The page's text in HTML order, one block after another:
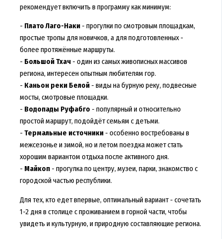
рекомендует включить в программу как минимум:
- Плато Лаго-Наки- прогулки по смотровым площадкам,
простые тропы для новичков, а для подготовленных -
более протяжённые маршруты.
- Большой Тхач- один из самых живописных массивов
региона, интересен опытным любителям гор.
- Каньон реки Белой- виды на бурную реку, подвесные
мосты, смотровые площадки.
- Водопады Руфабго - популярный и относительно
простой маршрут, подойдёт семьям с детьми.
- Термальные источники- особенно востребованы в
межсезонье и зимой, но и летом поездка может стать
хорошим вариантом отдыха после активного дня.
- Майкоп- прогулка по центру, музеи, парки, знакомство с
городской частью республики.
Для тех, кто едет впервые, оптимальный вариант - сочетать
1-2 дня в столице с проживанием в горной части, чтобы
увидеть и культурную, и природную составляющие региона.